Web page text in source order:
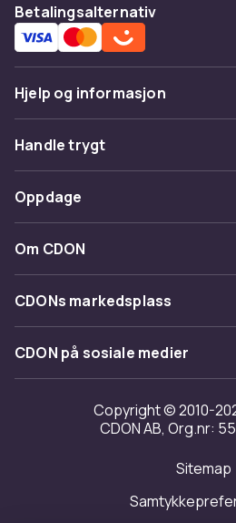
Betalingsalternativ
Hjelp og informasjon
Vanlige spørsmål
Spor pakke
Angre & returner her
Kontakt oss
Handle trygt
Betaling
Levering
Tilbakekallinger
Oppdage
Kategorier
Varemerker
Om CDON
Om oss
Kundeanmeldelser
Jobbe på CDON
Investor relations
Tilgjengelighet
CDONs markedsplass
Merchant Help Center
CDON på sosiale medier
Copyright © 2010-
CDON AB, Org.nr:
Sitemap